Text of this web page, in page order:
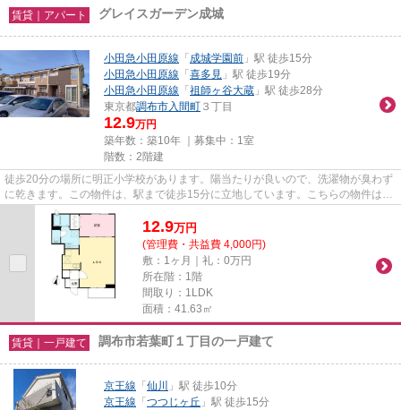
賃貸｜アパート グレイスガーデン成城
小田急小田原線 「成城学園前 」駅 徒歩15分
小田急小田原線 「喜多見 」駅 徒歩19分
小田急小田原線 「祖師ヶ谷大蔵 」駅 徒歩28分
東京都調布市 入間町 ３丁目
12.9万円
築年数：築10年 ｜募集中： 1室
階数：2階建
徒歩20分の場所に明正小学校があります。陽当たりが良いので、洗濯物が臭わず
に乾きます。この物件は、駅まで徒歩15分に立地しています。こちらの物件はア
パートです。当社スタッフが...
12.9万円
(管理費・共益費 4,000円)
敷：1ヶ月｜礼：0万円
所在階：1階
間取り：1LDK
面積：41.63㎡
賃貸｜一戸建て 調布市若葉町１丁目の一戸建て
京王線 「仙川
」駅 徒歩10分
京王線 「つつじヶ丘 」駅 徒歩15分